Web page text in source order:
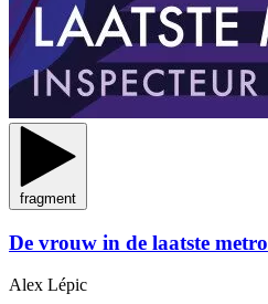
fragment
De vrouw in de laatste metro
Alex Lépic